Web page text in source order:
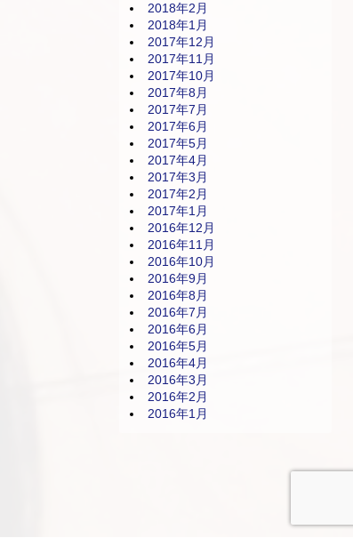
2018年2月
2018年1月
2017年12月
2017年11月
2017年10月
2017年8月
2017年7月
2017年6月
2017年5月
2017年4月
2017年3月
2017年2月
2017年1月
2016年12月
2016年11月
2016年10月
2016年9月
2016年8月
2016年7月
2016年6月
2016年5月
2016年4月
2016年3月
2016年2月
2016年1月